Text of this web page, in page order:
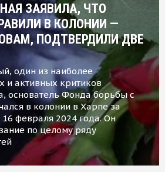
ЗАЯВИЛА, ЧТО
В КОЛОНИИ —
ПОДТВЕРДИЛИ ДВЕ
один из наиболее
и активных критиков
основатель Фонда борьбы с
в колонии в Харпе за
февраля 2024 года. Он
по целому ряду